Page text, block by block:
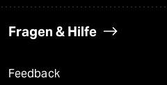
Fragen & Hilfe
Feedback